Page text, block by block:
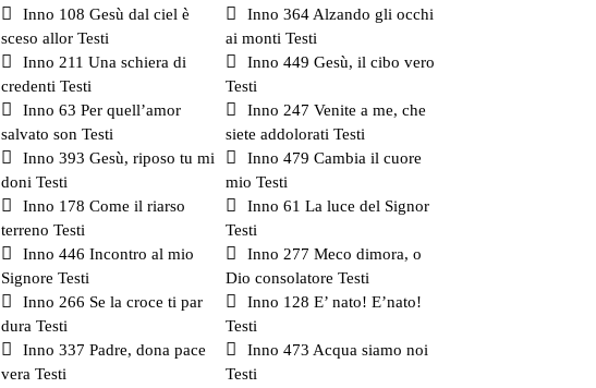
Inno 108 Gesù dal ciel è
sceso allor Testi
Inno 364 Alzando gli occhi
ai monti Testi
Inno 211 Una schiera di
credenti Testi
Inno 449 Gesù, il cibo vero
Testi
Inno 63 Per quell’amor
salvato son Testi
Inno 247 Venite a me, che
siete addolorati Testi
Inno 393 Gesù, riposo tu mi
doni Testi
Inno 479 Cambia il cuore
mio Testi
Inno 178 Come il riarso
terreno Testi
Inno 61 La luce del Signor
Testi
Inno 446 Incontro al mio
Signore Testi
Inno 277 Meco dimora, o
Dio consolatore Testi
Inno 266 Se la croce ti par
dura Testi
Inno 128 E’ nato! E’nato!
Testi
Inno 337 Padre, dona pace
vera Testi
Inno 473 Acqua siamo noi
Testi